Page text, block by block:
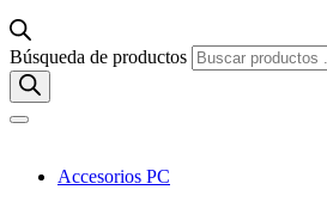
Búsqueda de productos
Accesorios PC